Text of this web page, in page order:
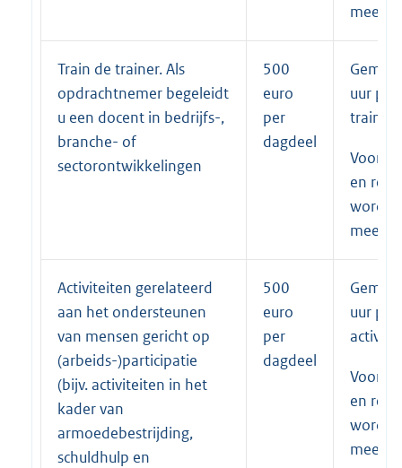
Train de trainer. Als
opdrachtnemer begeleidt
u een docent in bedrijfs-,
branche- of
sectorontwikkelingen
500
euro
per
dagdeel
uur per
en
Activiteiten gerelateerd
aan het ondersteunen
van mensen gericht op
(arbeids-)participatie
(bijv. activiteiten in het
kader van
armoedebestrijding,
schuldhulp en
500
euro
per
dagdeel
uur per
en